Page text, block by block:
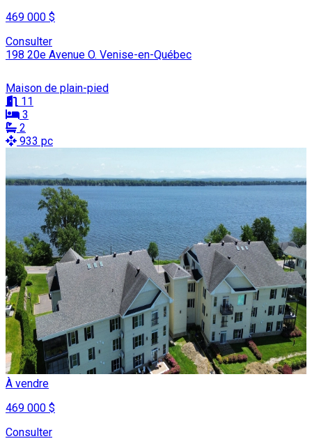
469 000 $
Consulter
198 20e Avenue O. Venise-en-Québec
Maison de plain-pied
11
3
2
933 pc
À vendre
469 000 $
Consulter